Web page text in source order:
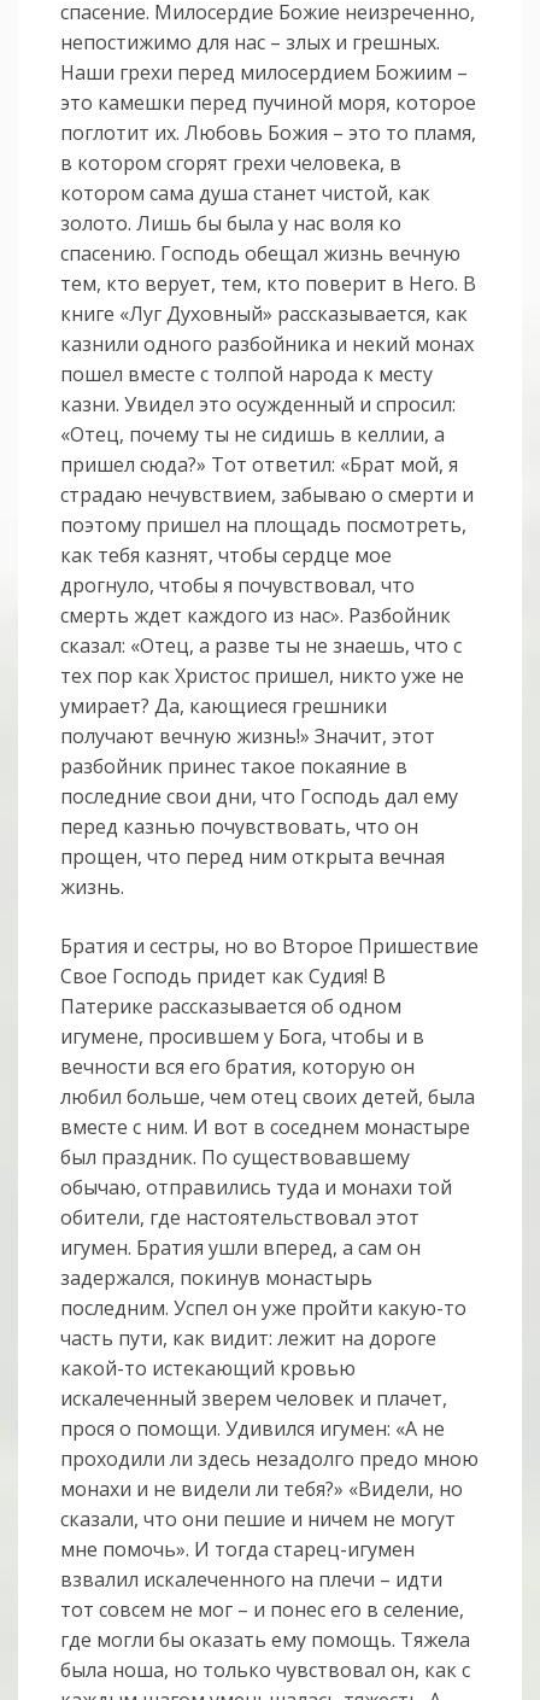
спасение. Милосердие Божие неизреченно,
непостижимо для нас – злых и грешных.
Наши грехи перед милосердием Божиим –
это камешки перед пучиной моря, которое
поглотит их. Любовь Божия – это то пламя,
в котором сгорят грехи человека, в
котором сама душа станет чистой, как
золото. Лишь бы была у нас воля ко
спасению. Господь обещал жизнь вечную
тем, кто верует, тем, кто поверит в Него. В
книге «Луг Духовный» рассказывается, как
казнили одного разбойника и некий монах
пошел вместе с толпой народа к месту
казни. Увидел это осужденный и спросил:
«Отец, почему ты не сидишь в келлии, а
пришел сюда?» Тот ответил: «Брат мой, я
страдаю нечувствием, забываю о смерти и
поэтому пришел на площадь посмотреть,
как тебя казнят, чтобы сердце мое
дрогнуло, чтобы я почувствовал, что
смерть ждет каждого из нас». Разбойник
сказал: «Отец, а разве ты не знаешь, что с
тех пор как Христос пришел, никто уже не
умирает? Да, кающиеся грешники
получают вечную жизнь!» Значит, этот
разбойник принес такое покаяние в
последние свои дни, что Господь дал ему
перед казнью почувствовать, что он
прощен, что перед ним открыта вечная
жизнь.
Братия и сестры, но во Второе Пришествие
Свое Господь придет как Судия! В
Патерике рассказывается об одном
игумене, просившем у Бога, чтобы и в
вечности вся его братия, которую он
любил больше, чем отец своих детей, была
вместе с ним. И вот в соседнем монастыре
был праздник. По существовавшему
обычаю, отправились туда и монахи той
обители, где настоятельствовал этот
игумен. Братия ушли вперед, а сам он
задержался, покинув монастырь
последним. Успел он уже пройти какую-то
часть пути, как видит: лежит на дороге
какой-то истекающий кровью
искалеченный зверем человек и плачет,
прося о помощи. Удивился игумен: «А не
проходили ли здесь незадолго предо мною
монахи и не видели ли тебя?» «Видели, но
сказали, что они пешие и ничем не могут
мне помочь». И тогда старец-игумен
взвалил искалеченного на плечи – идти
тот совсем не мог – и понес его в селение,
где могли бы оказать ему помощь. Тяжела
была ноша, но только чувствовал он, как с